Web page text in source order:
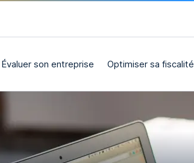
Évaluer son entreprise Optimiser sa fiscalité